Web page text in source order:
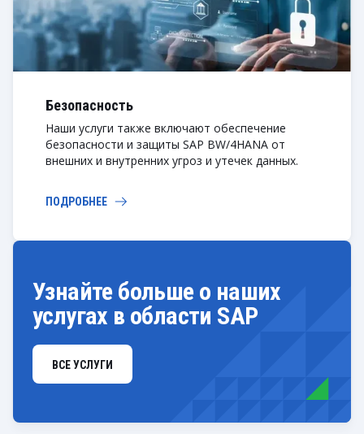
Безопасность
Наши услуги также включают обеспечение
безопасности и защиты SAP BW/4HANA от
внешних и внутренних угроз и утечек данных.
ПОДРОБНЕЕ
Узнайте больше о наших
услугах в области SAP
ВСЕ УСЛУГИ